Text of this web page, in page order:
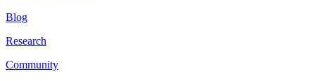
Blog
Research
Community